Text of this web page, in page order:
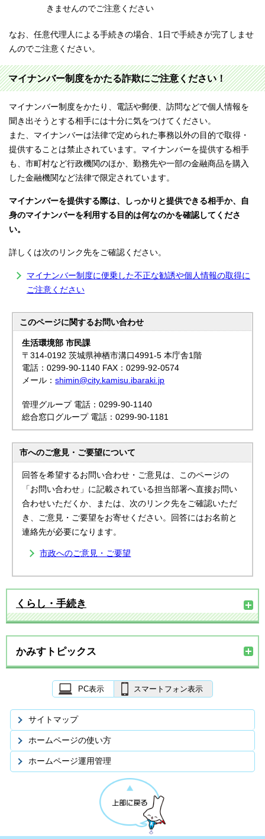
きませんのでご注意ください
なお、任意代理人による手続きの場合、1日で手続きが完了しませ
んのでご注意ください。
マイナンバー制度をかたる詐欺にご注意ください！
マイナンバー制度をかたり、電話や郵便、訪問などで個人情報を
聞き出そうとする相手には十分に気をつけてください。
また、マイナンバーは法律で定められた事務以外の目的で取得・
提供することは禁止されています。マイナンバーを提供する相手
も、市町村など行政機関のほか、勤務先や一部の金融商品を購入
した金融機関など法律で限定されています。
マイナンバーを提供する際は、しっかりと提供できる相手か、自
身のマイナンバーを利用する目的は何なのかを確認してくださ
い。
詳しくは次のリンク先をご確認ください。
マイナンバー制度に便乗した不正な勧誘や個人情報の取得に
ご注意ください
このページに関するお問い合わせ
生活環境部 市民課
〒314-0192 茨城県神栖市溝口4991-5 本庁舎1階
電話：0299-90-1140 FAX：0299-92-0574
メール：shimin@city.kamisu.ibaraki.jp
管理グループ 電話：0299-90-1140
総合窓口グループ 電話：0299-90-1181
市へのご意見・ご要望について
回答を希望するお問い合わせ・ご意見は、このページの
「お問い合わせ」に記載されている担当部署へ直接お問い
合わせいただくか、または、次のリンク先をご確認いただ
き、ご意見・ご要望をお寄せください。回答にはお名前と
連絡先が必要になります。
市政へのご意見・ご要望
くらし・手続き
かみすトピックス
PC表示 スマートフォン表示
サイトマップ
ホームページの使い方
ホームページ運用管理